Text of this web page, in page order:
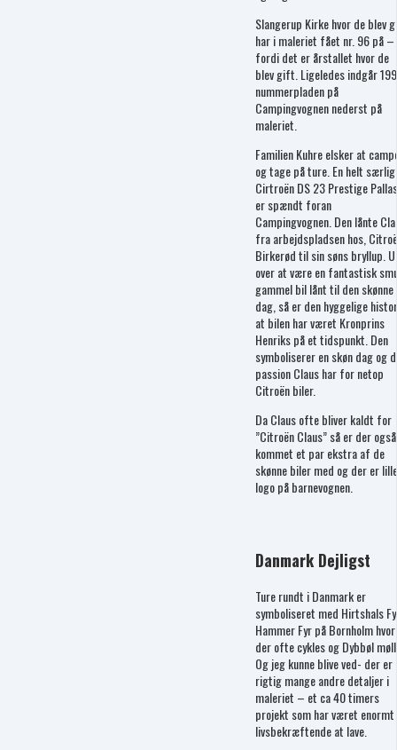
Slangerup Kirke hvor de blev
har i maleriet fået nr. 96 på –
fordi det er årstallet hvor de
blev gift. Ligeledes indgår
nummerpladen på
Campingvognen nederst på
maleriet.
Familien Kuhre elsker at
og tage på ture. En helt særlig
Cirtroën DS 23 Prestige Pallas
er spændt foran
Campingvognen. Den lånte
fra arbejdspladsen hos,
Birkerød til sin søns bryllup.
over at være en fantastisk
gammel bil lånt til den skønne
dag, så er den hyggelige
at bilen har været Kronprins
Henriks på et tidspunkt. Den
symboliserer en skøn dag og
passion Claus har for netop
Citroën biler.
Da Claus ofte bliver kaldt for
”Citroën Claus” så er der også
kommet et par ekstra af de
skønne biler med og der er lille
logo på barnevognen.
Danmark Dejligst
Ture rundt i Danmark er
symboliseret med Hirtshals
Hammer Fyr på Bornholm hvor
der ofte cykles og Dybbøl
Og jeg kunne blive ved- der er
rigtig mange andre detaljer i
maleriet – et ca 40 timers
projekt som har været enormt
livsbekræftende at lave.